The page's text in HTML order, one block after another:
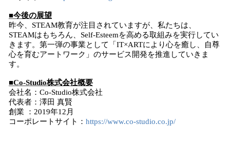
■今後の展望
昨今、STEAM教育が注目されていますが、私たちは、
STEAMはもちろん、Self-Esteemを高める取組みを実行してい
きます。第一弾の事業として「IT×ARTにより心を癒し、自尊
心を育むアートワーク」のサービス開発を推進していきま
す。
■Co-Studio株式会社概要
会社名：Co-Studio株式会社
代表者：澤田 真賢
創業 ：2019年12月
コーポレートサイト： https://www.co-studio.co.jp/